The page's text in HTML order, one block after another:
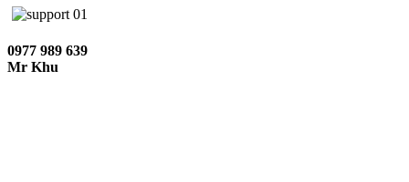
0977 989 639
Mr Khu